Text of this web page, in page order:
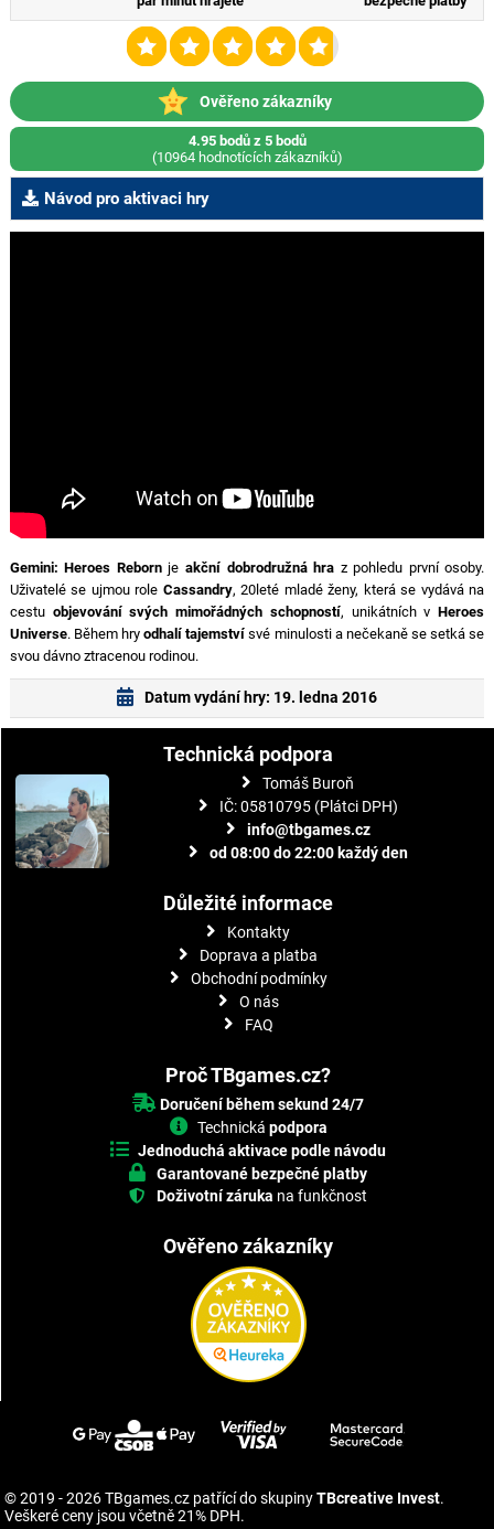
Ověřeno zákazníky
4.95 bodů z 5 bodů
(10964 hodnotících zákazníků)
Návod pro aktivaci hry
Gemini: Heroes Rebornjeakční dobrodružná hra z pohledu první osoby.
Uživatelé se ujmou role Cassandry, 20leté mladé ženy, která se vydává na
cestu objevování svých mimořádných schopností, unikátních vHeroes
Universe. Během hryodhalí tajemství své minulosti a nečekaně se setká se
svou dávno ztracenou rodinou.
Datum vydání hry: 19. ledna 2016
Technická podpora
Tomáš Buroň
IČ: 05810795 (Plátci DPH)
info@tbgames.cz
od 08:00 do 22:00 každý den
Důležité informace
Kontakty
Doprava a platba
Obchodní podmínky
O nás
FAQ
Proč TBgames.cz?
Doručení během sekund 24/7
Technická podpora
Jednoduchá aktivace podle návodu
Garantované bezpečné platby
Doživotní záruka na funkčnost
Ověřeno zákazníky
© 2019 - 2026 TBgames.cz patřící do skupinyTBcreative Invest.
Veškeré ceny jsou včetně 21% DPH.